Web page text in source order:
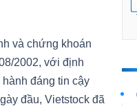
và chứng khoán
2002, với định
đáng tin cậy
đầu, Vietstock đã